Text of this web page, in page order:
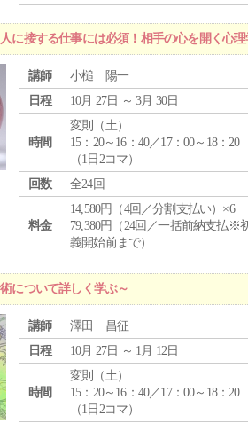
に接する仕事には必須！相手の心を開く心理
講師
小槌 陽一
日程
10月 27日 ～ 3月 30日
時間
変則（土）
15：20～16：40／17：00～18：20
（1日2コマ）
回数
全24回
料金
14,580円（4回／分割支払い）×6
79,380円（24回／一括前納支払※
義開始前まで）
について詳しく学ぶ～
講師
澤田 昌征
日程
10月 27日 ～ 1月 12日
時間
変則（土）
15：20～16：40／17：00～18：20
（1日2コマ）